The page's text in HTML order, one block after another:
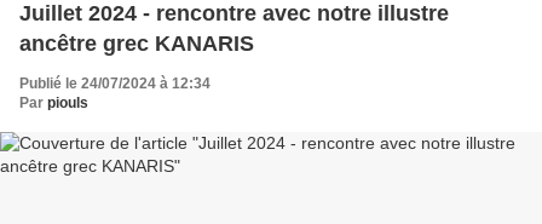
Juillet 2024 - rencontre avec notre illustre
ancêtre grec KANARIS
Publié le 24/07/2024 à 12:34
Par piouls